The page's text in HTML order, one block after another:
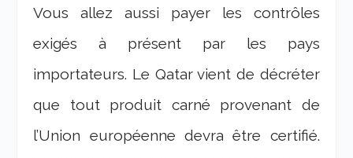
Vous allez aussi payer les contrôles
exigés à présent par les pays
importateurs. Le Qatar vient de décréter
que tout produit carné provenant de
l’Union européenne devra être certifié.